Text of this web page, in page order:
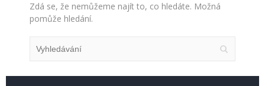
Zdá se, že nemůžeme najít to, co hledáte. Možná
pomůže hledání.